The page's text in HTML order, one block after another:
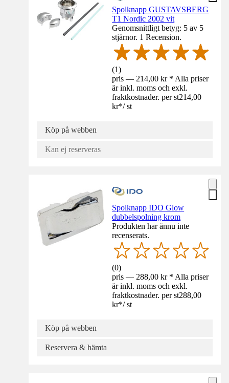
Spolknapp GUSTAVSBERG
T1 Nordic 2002 vit
Genomsnittligt betyg: 5 av 5
stjärnor. 1 Recension.
(1)
pris — 214,00 kr * Alla priser
är inkl. moms och exkl.
fraktkostnader. per st214,00
kr*/ st
Köp på webben
Kan ej reserveras
Spolknapp IDO Glow
dubbelspolning krom
Produkten har ännu inte
recenserats.
(0)
pris — 288,00 kr * Alla priser
är inkl. moms och exkl.
fraktkostnader. per st288,00
kr*/ st
Köp på webben
Reservera & hämta